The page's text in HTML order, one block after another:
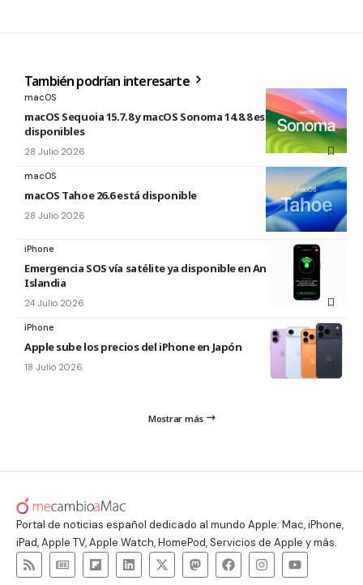
También podrían interesarte
macOS
macOS Sequoia 15.7.8 y macOS Sonoma 14.8.8 están
disponibles
28 Julio 2026
macOS
macOS Tahoe 26.6 está disponible
28 Julio 2026
iPhone
Emergencia SOS vía satélite ya disponible en Andorra e
Islandia
24 Julio 2026
iPhone
Apple sube los precios del iPhone en Japón
18 Julio 2026
Mostrar más
Portal de noticias español dedicado al mundo Apple: Mac, iPhone,
iPad, Apple TV, Apple Watch, HomePod, Servicios de Apple y más.